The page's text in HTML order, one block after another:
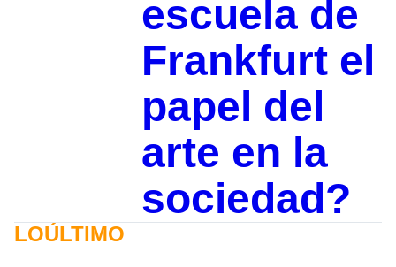
escuela de
Frankfurt el
papel del
arte en la
sociedad?
LOÚLTIMO